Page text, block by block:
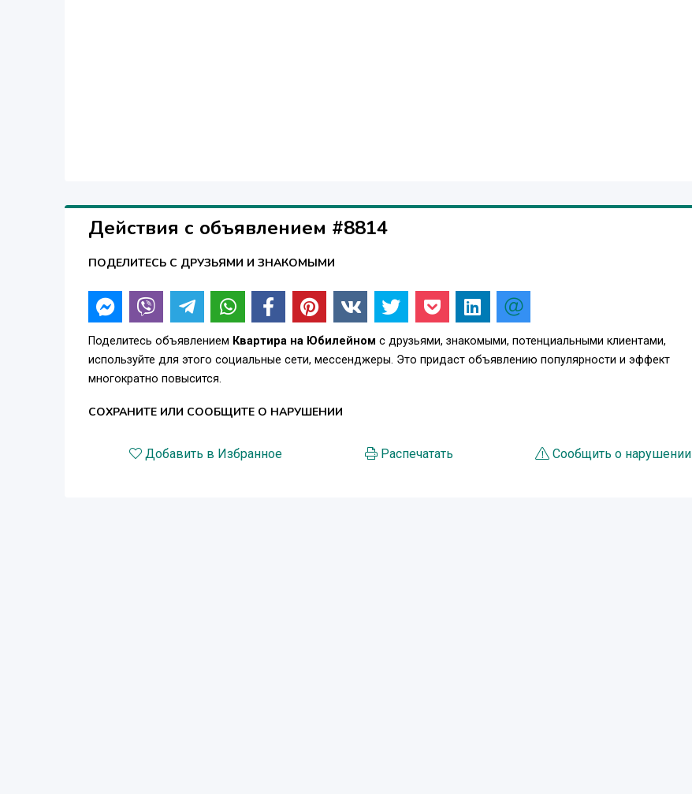
Действия с объявлением #8814
ПОДЕЛИТЕСЬ С ДРУЗЬЯМИ И ЗНАКОМЫМИ
Поделитесь объявлением Квартира на Юбилейном с друзьями, знакомыми, потенциальными клиентами,
используйте для этого социальные сети, мессенджеры. Это придаст объявлению популярности и эффект
многократно повысится.
СОХРАНИТЕ ИЛИ СООБЩИТЕ О НАРУШЕНИИ
Добавить в Избранное Распечатать Сообщить о нарушении